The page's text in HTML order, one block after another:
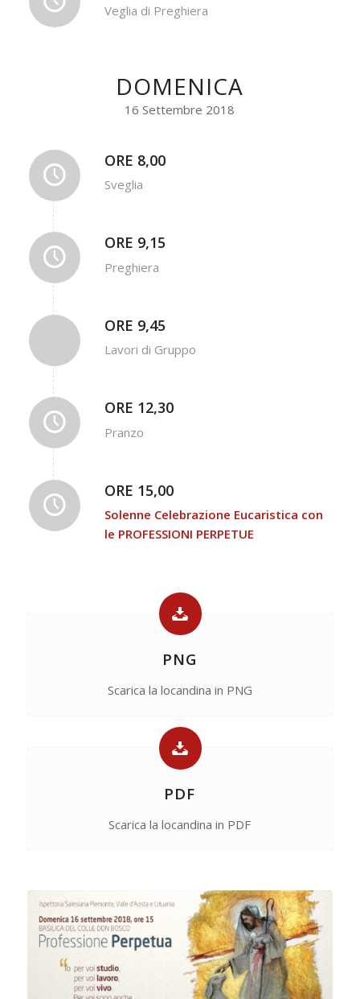
Veglia di Preghiera
DOMENICA
16 Settembre 2018
ORE 8,00
Sveglia
ORE 9,15
Preghiera
ORE 9,45
Lavori di Gruppo
ORE 12,30
Pranzo
ORE 15,00
Solenne Celebrazione Eucaristica con
le PROFESSIONI PERPETUE
PNG
Scarica la locandina in PNG
PDF
Scarica la locandina in PDF